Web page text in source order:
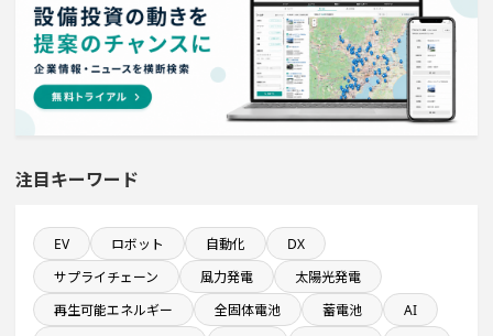
直近3か月以内に着手する設備新設計画
稼働から約10年経過プロジェクト
飲食事業を営む会社で10億円以上投資する設備新設計画
純利益が10億円以上の企業一覧
完成から約5年経過プロジェクト
注目キーワード
EV ロボット 自動化
DX
サプライチェーン
風力発電
太陽光発電
再生可能エネルギー
全固体電池 蓄電池
AI